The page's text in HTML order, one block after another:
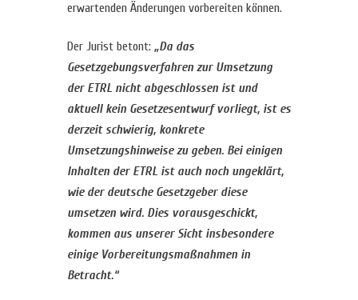
erwartenden Änderungen vorbereiten können.
Der Jurist betont: „Da das
Gesetzgebungsverfahren zur Umsetzung
der ETRL nicht abgeschlossen ist und
aktuell kein Gesetzesentwurf vorliegt, ist es
derzeit schwierig, konkrete
Umsetzungshinweise zu geben. Bei einigen
Inhalten der ETRL ist auch noch ungeklärt,
wie der deutsche Gesetzgeber diese
umsetzen wird. Dies vorausgeschickt,
kommen aus unserer Sicht insbesondere
einige Vorbereitungsmaßnahmen in
Betracht.“